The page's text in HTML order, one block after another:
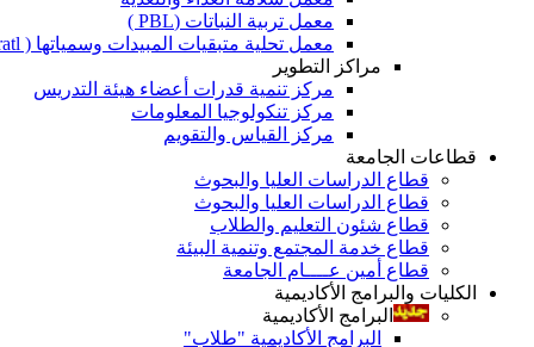
معمل تربية النباتات (PBL )
معمل تحلية متبقيات المبيدات وسمياتها ( Pratl )
مراكز التطوير
مركز تنمية قدرات أعضاء هيئة التدريس
مركز تنكولوجيا المعلومات
مركز القياس والتقويم
قطاعات الجامعة
قطاع الدراسات العليا والبحوث
قطاع الدراسات العليا والبحوث
قطاع شئون التعليم والطلاب
قطاع خدمة المجتمع وتنمية البيئة
قطاع أمين عــــام الجامعة
الكليات والبرامج الأكاديمية
البرامج الأكاديمية
البرامج الأكاديمية "طلاب"